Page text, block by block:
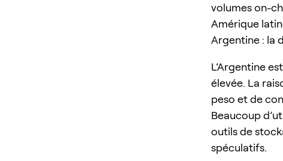
volumes on-
Amérique
Argentine : la
L’Argentine
élevée. La
peso et de
Beaucoup
outils de
spéculatifs.